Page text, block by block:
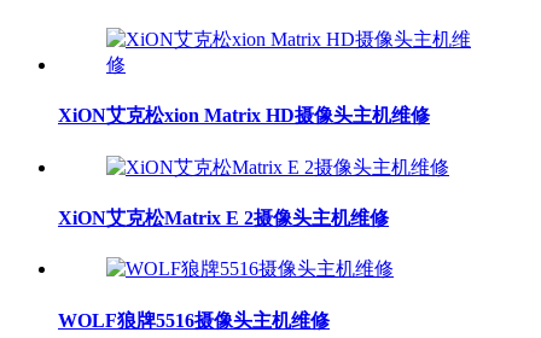
XiON艾克松xion Matrix HD摄像头主机维修
XiON艾克松Matrix E 2摄像头主机维修
WOLF狼牌5516摄像头主机维修